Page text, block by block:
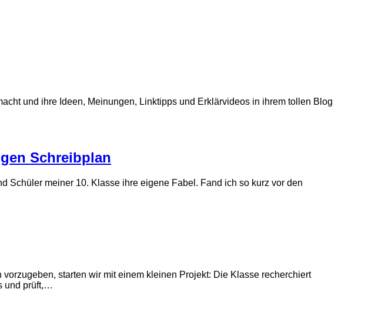
und ihre Ideen, Meinungen, Linktipps und Erklärvideos in ihrem tollen Blog
Schreibplan
Schüler meiner 10. Klasse ihre eigene Fabel. Fand ich so kurz vor den
starten wir mit einem kleinen Projekt: Die Klasse recherchiert
und prüft,…